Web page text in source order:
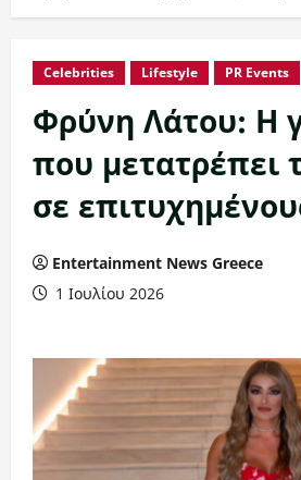
Celebrities Lifestyle PR Events
Φρύνη Λάτου: Η
που μετατρέπει
σε
Entertainment News Greece
1 Ιουλίου 2026